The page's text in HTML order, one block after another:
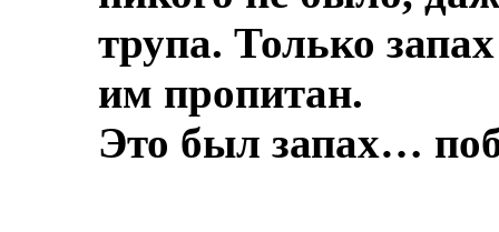
трупа. Только
им пропитан.
Это был запах…